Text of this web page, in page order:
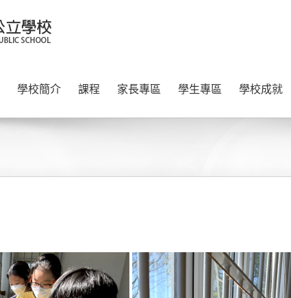
學校簡介 課程 家長專區 學生專區 學校成就